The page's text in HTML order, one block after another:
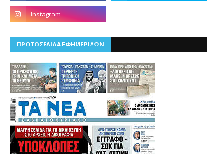
ΠΡΩΤΟΣΕΛΙΔΑ ΕΦΗΜΕΡΙΔΩΝ